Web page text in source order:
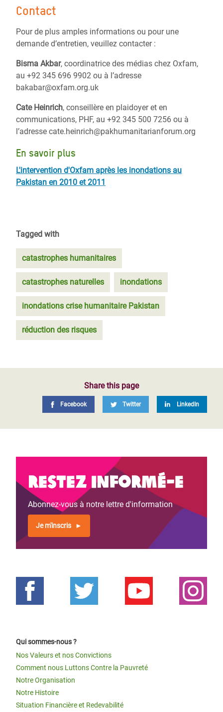
Contact
Pour de plus amples informations ou pour une
demande d’entretien, veuillez contacter :
Bisma Akbar, coordinatrice des médias chez Oxfam,
au +92 345 696 9902 ou à l’adresse
bakabar@oxfam.org.uk
Cate Heinrich, conseillère en plaidoyer et en
communications, PHF, au +92 345 500 7256 ou à
l’adresse cate.heinrich@pakhumanitarianforum.org
En savoir plus
L'intervention d'Oxfam après les inondations au
Pakistan en 2010 et 2011
Tagged with
catastrophes humanitaires
catastrophes naturelles inondations
inondations crise humanitaire Pakistan
réduction des risques
Share this page
Facebook Twitter LinkedIn
Restez informé-e
Abonnez-vous à notre lettre d'information
Je m'inscris
Qui sommes-nous ?
Nos Valeurs et nos Convictions
Comment nous Luttons Contre la Pauvreté
Notre Organisation
Notre Histoire
Situation Financière et Redevabilité